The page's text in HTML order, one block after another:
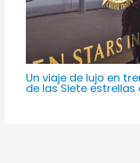
Un viaje de lujo en
de las Siete estrellas